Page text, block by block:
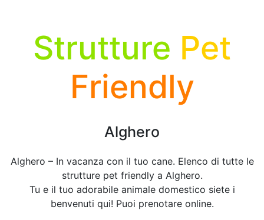
Strutture Pet
Friendly
Alghero
Alghero – In vacanza con il tuo cane. Elenco di tutte le
strutture pet friendly a Alghero.
Tu e il tuo adorabile animale domestico siete i
benvenuti qui! Puoi prenotare online.